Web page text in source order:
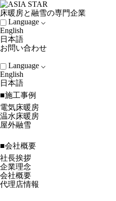
床暖房と融雪の専門企業
Language ⌵
English
日本語
お問い合わせ
Language ⌵
English
日本語
■施工事例
電気床暖房
温水床暖房
屋外融雪
■会社概要
社長挨拶
企業理念
会社概要
代理店情報